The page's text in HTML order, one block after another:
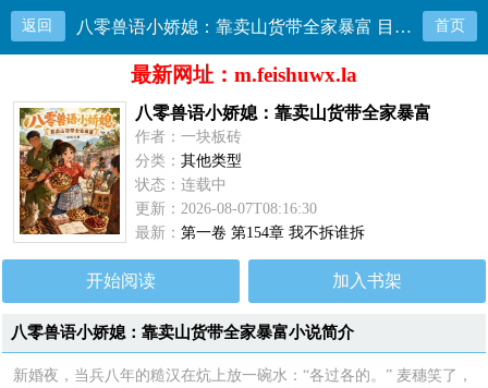
返回 八零兽语小娇媳：靠卖山货带全家暴富 目录共154章 首页
最新网址：m.feishuwx.la
八零兽语小娇媳：靠卖山货带全家暴富
作者：一块板砖
分类：其他类型
状态：连载中
更新：2026-08-07T08:16:30
最新：第一卷 第154章 我不拆谁拆
开始阅读 加入书架
八零兽语小娇媳：靠卖山货带全家暴富小说简介
新婚夜，当兵八年的糙汉在炕上放一碗水：“各过各的。” 麦穗笑了，